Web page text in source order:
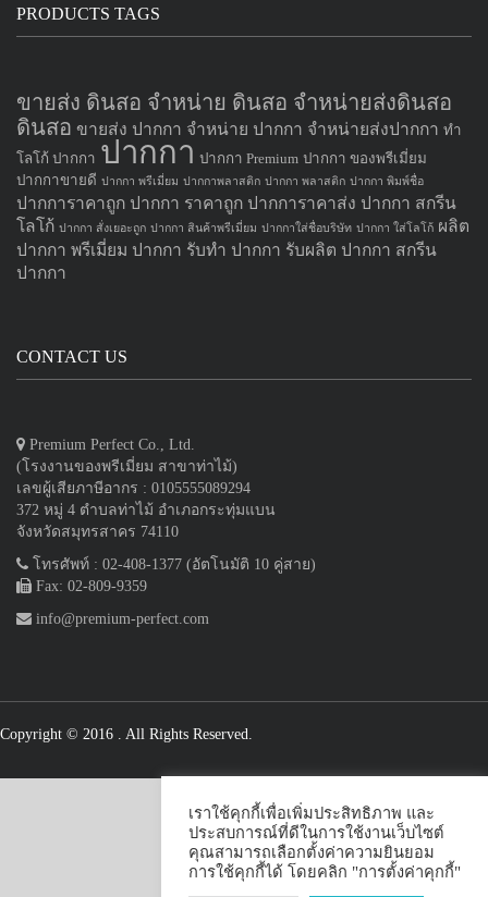
PRODUCTS TAGS
ขายส่ง ดินสอ จำหน่าย ดินสอ จำหน่ายส่งดินสอ
ดินสอ ขายส่ง ปากกา จำหน่าย ปากกา จำหน่ายส่งปากกา ทำ
โลโก้ ปากกา ปากกา ปากกา Premium ปากกา ของพรีเมี่ยม
ปากกาขายดี ปากกา พรีเมี่ยม ปากกาพลาสติก ปากกา พลาสติก ปากกา พิมพ์ชื่อ
ปากการาคาถูก ปากกา ราคาถูก ปากการาคาส่ง ปากกา สกรีน
โลโก้ ปากกา สั่งเยอะถูก ปากกา สินค้าพรีเมี่ยม ปากกาใส่ชื่อบริษัท ปากกา ใส่โลโก้ ผลิต
ปากกา พรีเมี่ยม ปากกา รับทำ ปากกา รับผลิต ปากกา สกรีน
ปากกา
CONTACT US
Premium Perfect Co., Ltd.
(โรงงานของพรีเมี่ยม สาขาท่าไม้)
เลขผู้เสียภาษีอากร : 0105555089294
372 หมู่ 4 ตำบลท่าไม้ อำเภอกระทุ่มแบน
จังหวัดสมุทรสาคร 74110
โทรศัพท์ : 02-408-1377 (อัตโนมัติ 10 คู่สาย)
Fax: 02-809-9359
info@premium-perfect.com
Copyright © 2016 . All Rights Reserved.
เราใช้คุกกี้เพื่อเพิ่มประสิทธิภาพ และ
ประสบการณ์ที่ดีในการใช้งานเว็บไซต์
คุณสามารถเลือกตั้งค่าความยินยอม
การใช้คุกกี้ได้ โดยคลิก "การตั้งค่าคุกกี้"